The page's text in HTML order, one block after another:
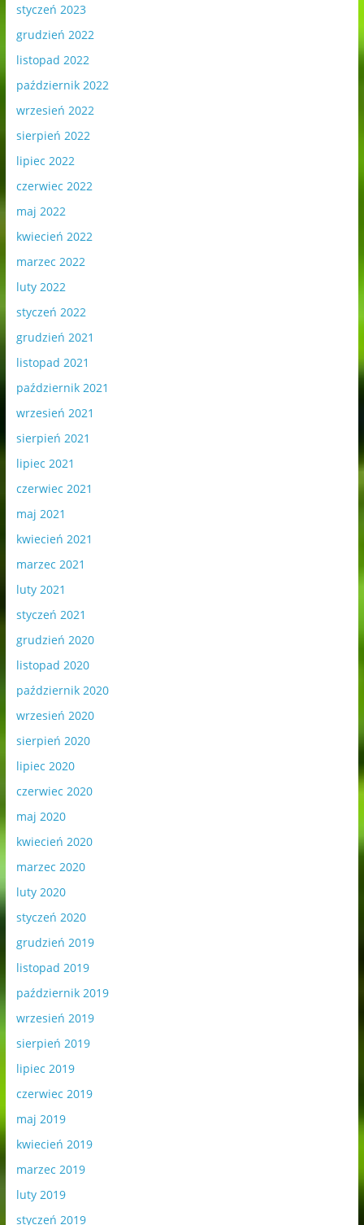
styczeń 2023
grudzień 2022
listopad 2022
październik 2022
wrzesień 2022
sierpień 2022
lipiec 2022
czerwiec 2022
maj 2022
kwiecień 2022
marzec 2022
luty 2022
styczeń 2022
grudzień 2021
listopad 2021
październik 2021
wrzesień 2021
sierpień 2021
lipiec 2021
czerwiec 2021
maj 2021
kwiecień 2021
marzec 2021
luty 2021
styczeń 2021
grudzień 2020
listopad 2020
październik 2020
wrzesień 2020
sierpień 2020
lipiec 2020
czerwiec 2020
maj 2020
kwiecień 2020
marzec 2020
luty 2020
styczeń 2020
grudzień 2019
listopad 2019
październik 2019
wrzesień 2019
sierpień 2019
lipiec 2019
czerwiec 2019
maj 2019
kwiecień 2019
marzec 2019
luty 2019
styczeń 2019